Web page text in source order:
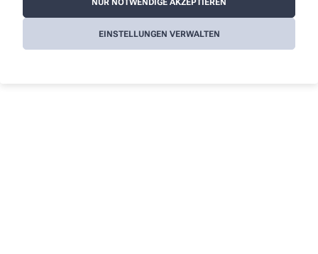
NUR NOTWENDIGE AKZEPTIEREN
EINSTELLUNGEN VERWALTEN
Cookies